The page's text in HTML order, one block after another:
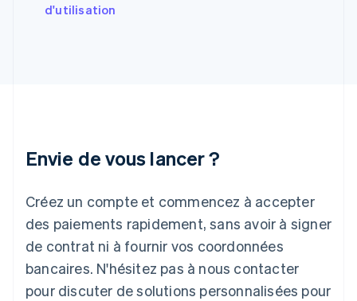
d'utilisation
Envie de vous lancer ?
Créez un compte et commencez à accepter
des paiements rapidement, sans avoir à signer
de contrat ni à fournir vos coordonnées
bancaires. N'hésitez pas à nous contacter
pour discuter de solutions personnalisées pour
Hongrie
日本語 English
English
Liechtenstein
Deutsch English
Lituanie
English
Luxembourg
FrançaisDeutschEnglish